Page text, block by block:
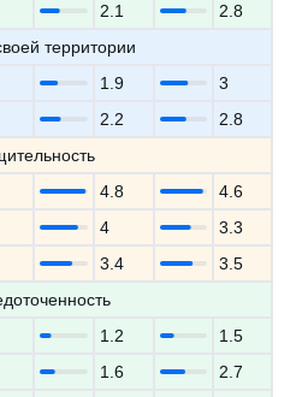
2.1
2.8
территории
1.9
3
2.2
2.8
4.8
4.6
4
3.3
3.4
3.5
1.2
1.5
1.6
2.7